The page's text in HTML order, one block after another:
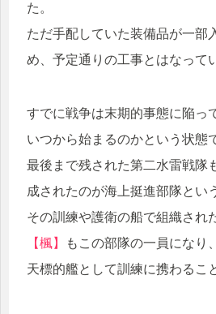
た。
ただ手配していた装備品が一部
め、予定通りの工事とはなって
すでに戦争は末期的事態に陥っ
いつから始まるのかという状態
最後まで残された第二水雷戦隊
成されたのが海上挺進部隊とい
その訓練や護衛の船で組織され
【楓】
もこの部隊の一員になり、
天標的艦として訓練に携わるこ